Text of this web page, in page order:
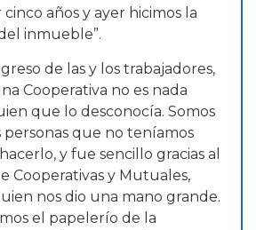
cinco años y ayer hicimos la
inmueble”.
de las y los trabajadores,
Cooperativa no es nada
que lo desconocía. Somos
que no teníamos
y fue sencillo gracias al
Cooperativas y Mutuales,
nos dio una mano grande.
el papelerío de la